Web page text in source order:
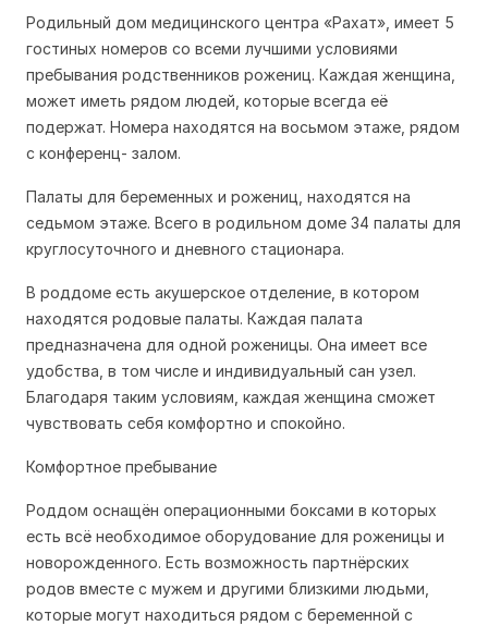
Родильный дом медицинского центра «Рахат», имеет 5
гостиных номеров со всеми лучшими условиями
пребывания родственников рожениц. Каждая женщина,
может иметь рядом людей, которые всегда её
подержат. Номера находятся на восьмом этаже, рядом
с конференц- залом.
Палаты для беременных и рожениц, находятся на
седьмом этаже. Всего в родильном доме 34 палаты для
круглосуточного и дневного стационара.
В роддоме есть акушерское отделение, в котором
находятся родовые палаты. Каждая палата
предназначена для одной роженицы. Она имеет все
удобства, в том числе и индивидуальный сан узел.
Благодаря таким условиям, каждая женщина сможет
чувствовать себя комфортно и спокойно.
Комфортное пребывание
Роддом оснащён операционными боксами в которых
есть всё необходимое оборудование для роженицы и
новорожденного. Есть возможность партнёрских
родов вместе с мужем и другими близкими людьми,
которые могут находиться рядом с беременной с